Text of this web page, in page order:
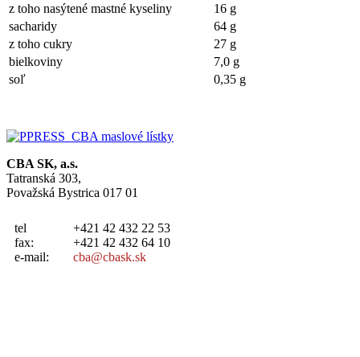
z toho nasýtené mastné kyseliny
16 g
sacharidy
64 g
z toho cukry
27 g
bielkoviny
7,0 g
soľ
0,35 g
CBA SK, a.s.
Tatranská 303,
Považská Bystrica 017 01
tel
fax:
e-mail:
+421 42 432 22 53
+421 42 432 64 10
cba@cbask.sk